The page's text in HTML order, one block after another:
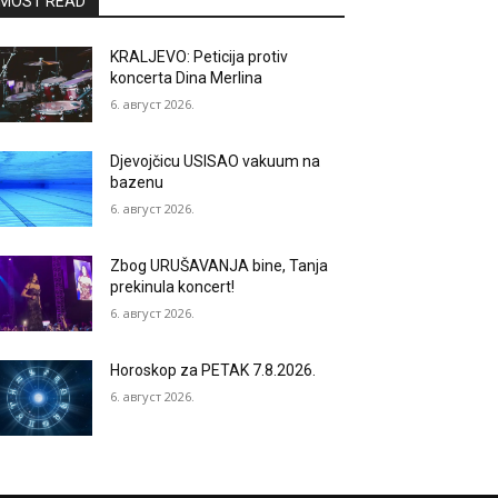
KRALJEVO: Peticija protiv
koncerta Dina Merlina
6. август 2026.
Djevojčicu USISAO vakuum na
bazenu
6. август 2026.
Zbog URUŠAVANJA bine, Tanja
prekinula koncert!
6. август 2026.
Horoskop za PETAK 7.8.2026.
6. август 2026.